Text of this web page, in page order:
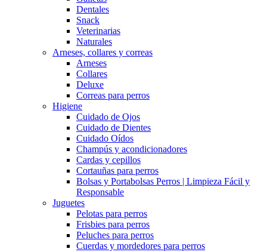
Dentales
Snack
Veterinarias
Naturales
Arneses, collares y correas
Arneses
Collares
Deluxe
Correas para perros
Higiene
Cuidado de Ojos
Cuidado de Dientes
Cuidado Oídos
Champús y acondicionadores
Cardas y cepillos
Cortauñas para perros
Bolsas y Portabolsas Perros | Limpieza Fácil y
Responsable
Juguetes
Pelotas para perros
Frisbies para perros
Peluches para perros
Cuerdas y mordedores para perros